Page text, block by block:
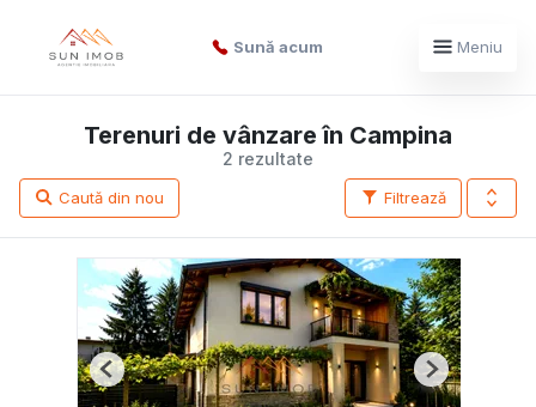
Sună acum Meniu
2 rezultate
Terenuri de vânzare în Campina
Filtrează
Caută din nou
Previous Next